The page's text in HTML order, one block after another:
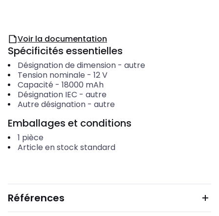
Voir la documentation
Spécificités essentielles
Désignation de dimension- autre
Tension nominale - 12V
Capacité - 18000 mAh
Désignation IEC - autre
Autre désignation- autre
Emballages et conditions
1 pièce
Article en stock standard
Références